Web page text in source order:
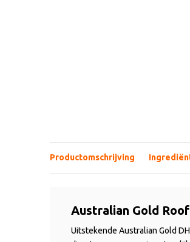
Productomschrijving
Australian Gold
Uitstekende Australian Gold